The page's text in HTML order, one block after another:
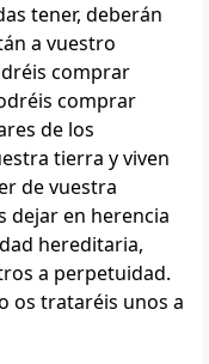
tener, deberán
a vuestro
comprar
comprar
de los
tierra y viven
de vuestra
dejar en herencia
hereditaria,
a perpetuidad.
os trataréis unos a